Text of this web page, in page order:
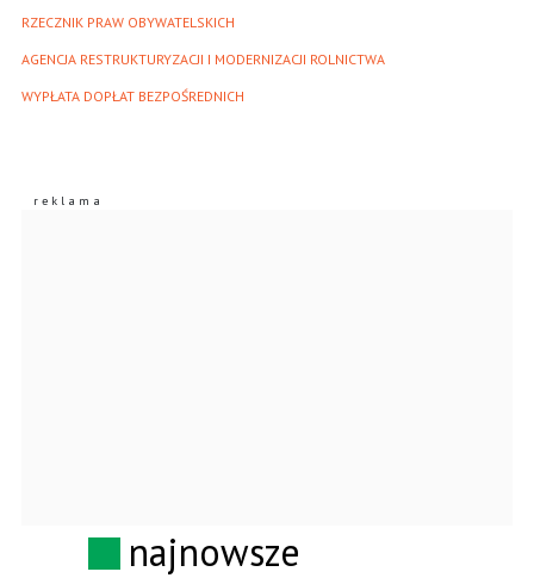
RZECZNIK PRAW OBYWATELSKICH
AGENCJA RESTRUKTURYZACJI I MODERNIZACJI ROLNICTWA
WYPŁATA DOPŁAT BEZPOŚREDNICH
najnowsze